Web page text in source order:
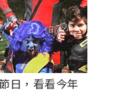
日，看看今年